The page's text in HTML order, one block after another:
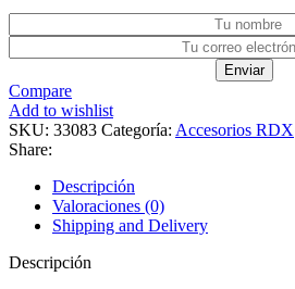
Enviar
Compare
Add to wishlist
SKU: 33083 Categoría: Accesorios RDX
Share:
Descripción
Valoraciones (0)
Shipping and Delivery
Descripción